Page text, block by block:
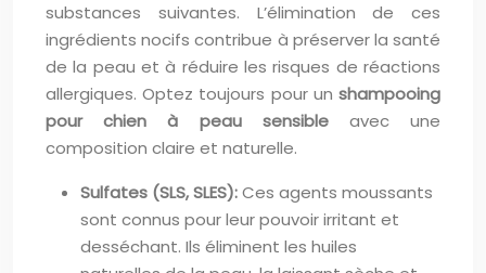
substances suivantes. L’élimination de ces
ingrédients nocifs contribue à préserver la santé
de la peau et à réduire les risques de réactions
allergiques. Optez toujours pour un shampooing
pour chien à peau sensible avec une
composition claire et naturelle.
Sulfates (SLS, SLES):Ces agents moussants
sont connus pour leur pouvoir irritant et
desséchant. Ils éliminent les huiles